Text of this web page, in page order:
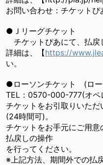
お問い合わせ：チケット
●Ｊリーグチケット
チケットぴあにて、払戻
詳細は、【https://
い。
●ローソンチケット (ロー
TEL：0570-000-777(オペ
チケットをお引取りいた
(24時間可)。
チケットをお手元にご用
払戻しの操作
を行ってください。
※上記方法、期間外での払